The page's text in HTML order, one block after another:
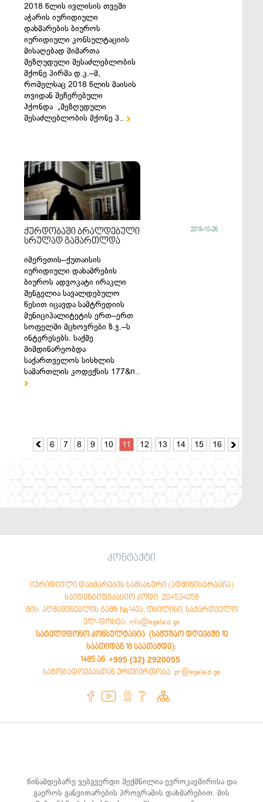
2018 წლის ივლისის თვეში
აჭარის იურიდიული
დახმარების ბიუროს
იურიდიული კონსულტაციის
მისაღებად მიმართა
შეზღუდული შესაძლებლობის
მქონე პირმა დ.კ.–მ,
რომელსაც 2018 წლის მაისის
თვიდან შეჩერებული
ჰქონდა „შეზღუდული
შესაძლებლობის მქონე პ..
ქურდობაში ბრალდებული
სრულად გამართლდა
იმერეთის–ქუთაისის
იურიდიული დახამრების
ბიუროს ადვოკატი ირაკლი
შენგელია სავალდებულო
წესით იცავდა სამტრედიის
მუნიციპალიტეტის ერთ–ერთ
სოფელში მცხოვრები ზ.ჯ.–ს
ინტერესებს. საქმე
მიმდინარეობდა
საქართველოს სისხლის
სამართლის კოდექსის 177&n..

2018-10-26
 6 7 8 9 10 11 12 13 14 15 16 
კონტაქტი
იურიდიული დახმარების სამსახური (ადმინისტრაცია)
საიდენტიფიკაციო კოდი: 204534058
მის: აღმაშენებლის გამზ №140ა, თბილისი, საქართველო
ელ-ფოსტა: info@legalaid.ge
სატელეფონო კონსულტაცია (სამუშაო დღეებში 10
საათიდან 18 საათამდე):
1485 ან +995 (32) 2920055
საზოგადოებასთან ურთიერთობა: pr@legalaid.ge
წინამდებარე ვებგვერდი შექმნილია ევროკავშირისა და
გაეროს განვითარების პროგრამის დახმარებით. მის